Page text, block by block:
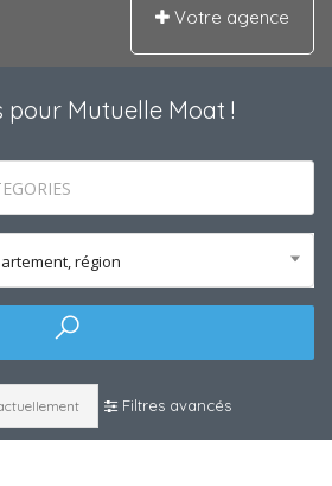
Votre agence
pour Mutuelle Moat !
région
Filtres avancés